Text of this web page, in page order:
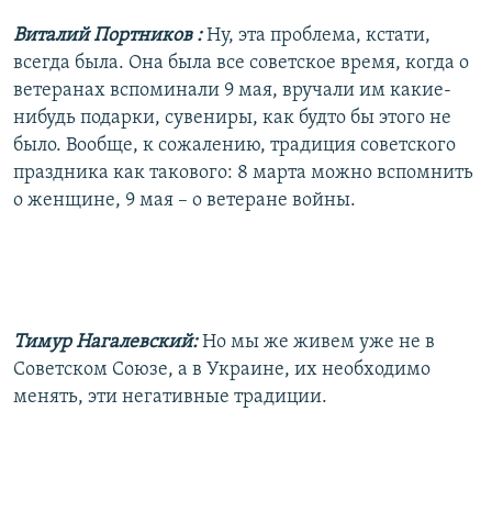
Виталий Портников : Ну, эта проблема, кстати,
всегда была. Она была все советское время, когда о
ветеранах вспоминали 9 мая, вручали им какие-
нибудь подарки, сувениры, как будто бы этого не
было. Вообще, к сожалению, традиция советского
праздника как такового: 8 марта можно вспомнить
о женщине, 9 мая – о ветеране войны.
Тимур Нагалевский: Но мы же живем уже не в
Советском Союзе, а в Украине, их необходимо
менять, эти негативные традиции.